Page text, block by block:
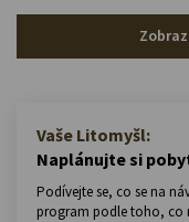
Vaše Litomyšl:
Naplánujte si
Podívejte se, co se na
program podle toho, co